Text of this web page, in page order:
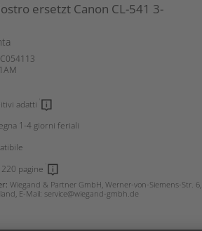
ersetzt Canon CL-541 3-
adatti
1-4 giorni feriali
pagine
Wiegand & Partner GmbH, Werner-von-Siemens-Str. 6,
E-Mail: service@wiegand-gmbh.de